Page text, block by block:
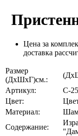
Цена за
доставка
Размер
(ДхШхГ)см.:
Артикул:
С-25
Цвет:
Материал:
Содержание: